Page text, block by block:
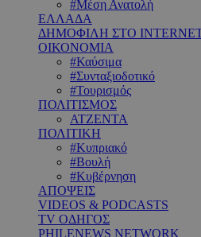
#Μέση Ανατολή
ΕΛΛΑΔΑ
ΔΗΜΟΦΙΛΗ ΣΤΟ
ΟΙΚΟΝΟΜΙΑ
#Καύσιμα
#Συνταξιοδοτικό
#Τουρισμός
ΠΟΛΙΤΙΣΜΟΣ
ΑΤΖΕΝΤΑ
ΠΟΛΙΤΙΚΗ
#Κυπριακό
#Βουλή
#Κυβέρνηση
ΑΠΟΨΕΙΣ
VIDEOS & PODCASTS
TV ΟΔΗΓΟΣ
PHILENEWS NETWORK